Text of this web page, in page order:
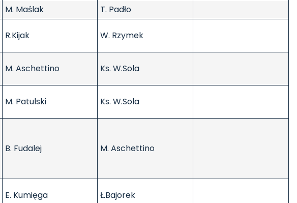
M. Maślak T. Padło
R.Kijak W. Rzymek
M. Aschettino Ks. W.Sola
M. Patulski Ks. W.Sola
B. Fudalej M. Aschettino
E. Kumięga Ł.Bajorek